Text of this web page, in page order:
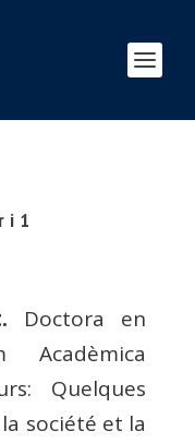
i 1
Doctora en
Acadèmica
Quelques
société et la